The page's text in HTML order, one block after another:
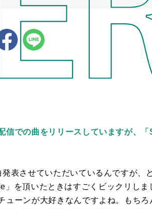
での曲をリリースしていますが、
発表させていただいているんですが、
」を頂いたときはすごくビックリし
ューンが大好きなんですよね。もち